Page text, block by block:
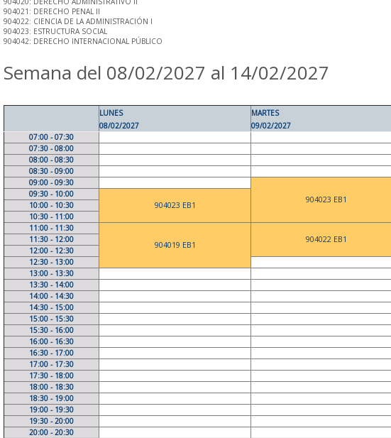
904021: DERECHO PENAL II
904022: CIENCIA DE LA ADMINISTRACIÓN I
904023: ESTRUCTURA SOCIAL
904042: DERECHO INTERNACIONAL PÚBLICO
Semana del 08/02/2027 al 14/02/2027
LUNES
08/02/2027
MARTES
09/02/2027
07:00 - 07:30
07:30 - 08:00
08:00 - 08:30
08:30 - 09:00
09:00 - 09:30
904023 EB1
09:30 - 10:00
904023 EB1
10:00 - 10:30
10:30 - 11:00
11:00 - 11:30
904019 EB1
904022 EB1
11:30 - 12:00
12:00 - 12:30
12:30 - 13:00
13:00 - 13:30
13:30 - 14:00
14:00 - 14:30
14:30 - 15:00
15:00 - 15:30
15:30 - 16:00
16:00 - 16:30
16:30 - 17:00
17:00 - 17:30
17:30 - 18:00
18:00 - 18:30
18:30 - 19:00
19:00 - 19:30
19:30 - 20:00
20:00 - 20:30